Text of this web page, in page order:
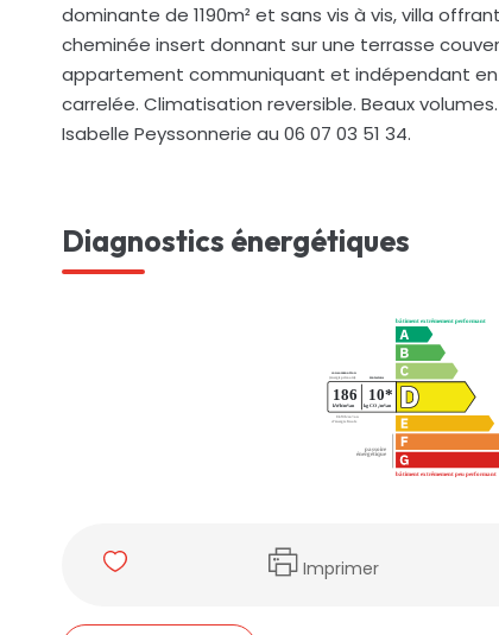
dominante de 1190m² et sans vis à vis, villa
cheminée insert donnant sur une terrasse
appartement communiquant et indépendant
carrelée. Climatisation reversible. Beaux
Isabelle Peyssonnerie au 06 07 03 51 34.
Diagnostics énergétiques
Imprimer